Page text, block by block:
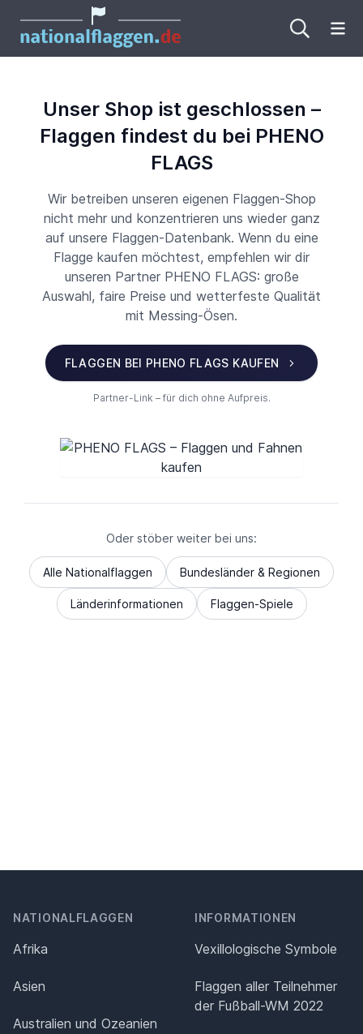
Unser Shop ist geschlossen –
Flaggen findest du bei PHENO
FLAGS
Wir betreiben unseren eigenen Flaggen-Shop
nicht mehr und konzentrieren uns wieder ganz
auf unsere Flaggen-Datenbank. Wenn du eine
Flagge kaufen möchtest, empfehlen wir dir
unseren Partner PHENO FLAGS: große
Auswahl, faire Preise und wetterfeste Qualität
mit Messing-Ösen.
FLAGGEN BEI PHENO FLAGS KAUFEN
Partner-Link – für dich ohne Aufpreis.
Oder stöber weiter bei uns:
Alle Nationalflaggen Bundesländer & Regionen
Länderinformationen Flaggen-Spiele
NATIONALFLAGGEN
Afrika
Asien
Australien und Ozeanien
INFORMATIONEN
Vexillologische Symbole
Flaggen aller Teilnehmer
der Fußball-WM 2022